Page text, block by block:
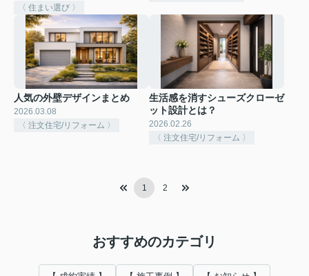
〈 住まい選び 〉
人気の外壁デザインまとめ
2026.03.08
〈 注文住宅/リフォーム 〉
生活感を消すシューズクローゼ
ット設計とは？
2026.02.26
〈 注文住宅/リフォーム 〉
1 2
おすすめのカテゴリ